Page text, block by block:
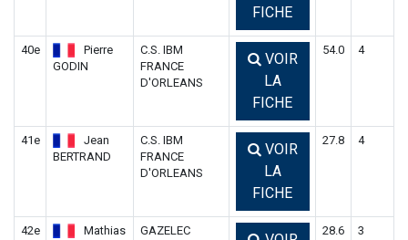
FICHE
40e
Pierre
GODIN
C.S. IBM
FRANCE
D'ORLEANS
VOIR
LA
FICHE
54.0 4
41e
Jean
BERTRAND
C.S. IBM
FRANCE
D'ORLEANS
VOIR
LA
FICHE
27.8 4
42e
Mathias
GAZELEC
28.6 3